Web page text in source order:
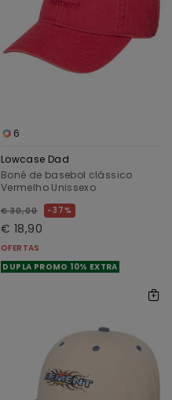
6
Lowcase Dad
Boné de basebol clássico
Vermelho Unissexo
€ 30,00 37%
€ 18,90
OFERTAS
DUPLA PROMO 10% EXTRA